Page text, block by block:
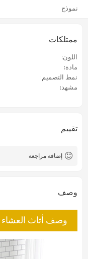
نموذج
ممتلكات
اللون:
مادة:
نمط التصميم:
مشهد:
تقييم
إضافة مراجعة
وصف
وصف أثاث العشاء